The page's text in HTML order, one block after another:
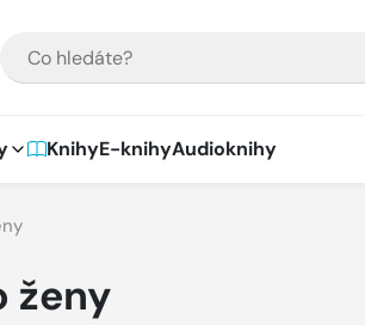
KnihyE-knihyAudioknihy
ženy